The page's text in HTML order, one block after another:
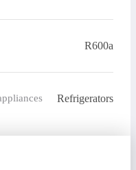
R600a
Refrigerators